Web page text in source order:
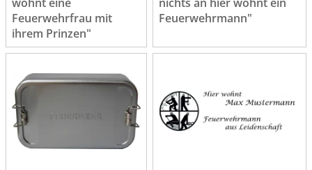
Feuerwehrfrau mit
ihrem Prinzen"
Feuerwehrmann"